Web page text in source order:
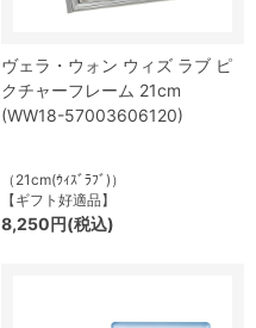
ヴェラ・ウォン ウィズ ラブ ピ
クチャーフレーム 21cm
(WW18-57003606120)
（21cm(ｳｨｽﾞﾗﾌﾞ)）
【ギフト好適品】
8,250円(税込)